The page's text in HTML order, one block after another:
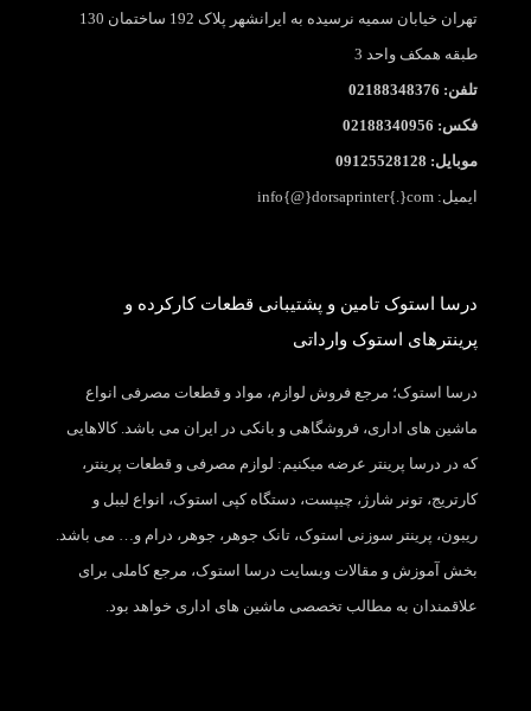
تهران خیابان سمیه نرسیده به ایرانشهر پلاک 192 ساختمان 130
طبقه همکف واحد 3
تلفن: 02188348376
فکس: 02188340956
موبایل: 09125528128
ایمیل: info{@}dorsaprinter{.}com
درسا استوک تامین و پشتیبانی قطعات کارکرده و
پرینترهای استوک وارداتی
درسا استوک؛ مرجع فروش لوازم، مواد و قطعات مصرفی انواع
ماشین های اداری، فروشگاهی و بانکی در ایران می باشد. کالاهایی
که در درسا پرینتر عرضه میکنیم: لوازم مصرفی و قطعات پرینتر،
کارتریج، تونر شارژ، چیپست، دستگاه کپی استوک، انواع لیبل و
ریبون، پرینتر سوزنی استوک، تانک جوهر، جوهر، درام و… می باشد.
بخش آموزش و مقالات وبسایت درسا استوک، مرجع کاملی برای
علاقمندان به مطالب تخصصی ماشین های اداری خواهد بود.